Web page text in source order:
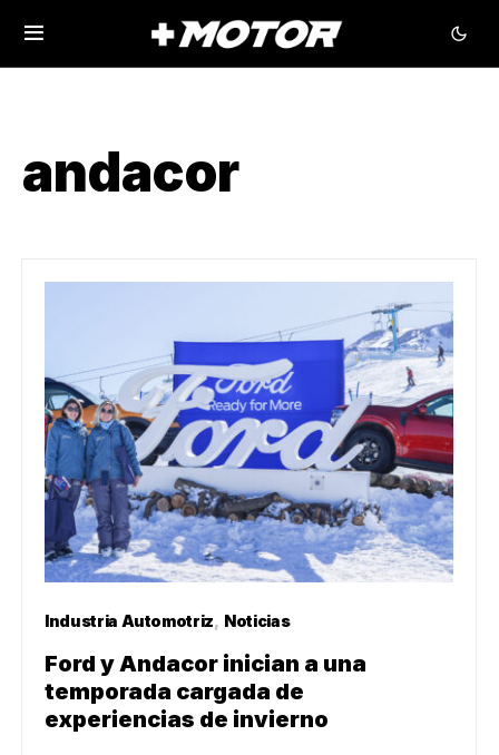
andacor
Industria Automotriz Noticias
Ford y Andacor inician a una
temporada cargada de
experiencias de invierno